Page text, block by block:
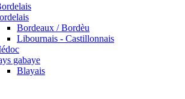
Bordeaux / Bordèu
Libournais - Castillonnais
gabaye
Blayais